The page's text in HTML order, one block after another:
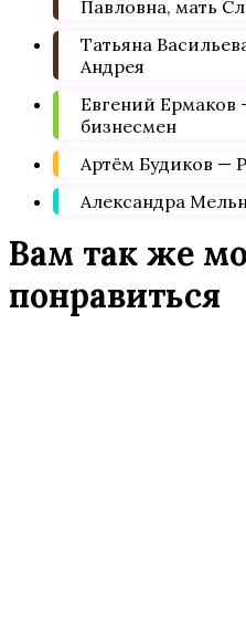
Павловна, мать
Татьяна
Андрея
Евгений
бизнесмен
Артём Будиков —
Александра
Вам так же
понравиться